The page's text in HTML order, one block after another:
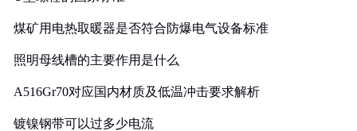
煤矿用电热取暖器是否符合防爆电气设备标准
照明母线槽的主要作用是什么
A516Gr70对应国内材质及低温冲击要求解析
镀镍钢带可以过多少电流